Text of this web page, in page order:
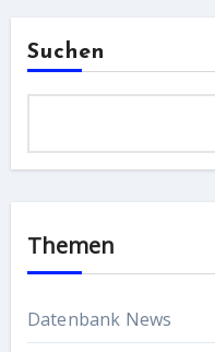
Suchen
Themen
Datenbank News